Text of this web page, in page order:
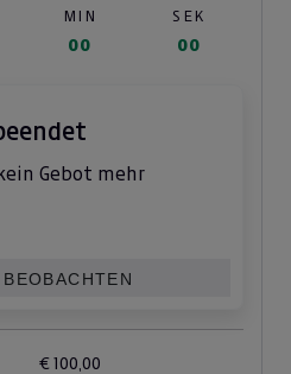
MIN SEK
00 00
Gebot mehr
€ 100,00